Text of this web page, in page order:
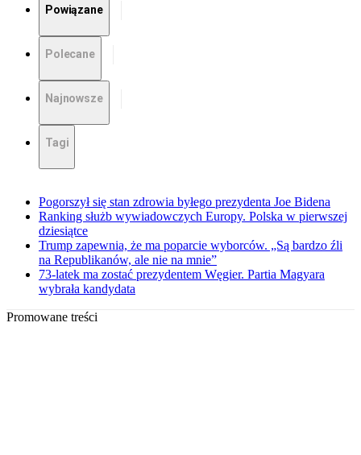
Powiązane
Polecane
Najnowsze
Tagi
Pogorszył się stan zdrowia byłego prezydenta Joe Bidena
Ranking służb wywiadowczych Europy. Polska w pierwszej
dziesiątce
Trump zapewnia, że ma poparcie wyborców. „Są bardzo źli
na Republikanów, ale nie na mnie”
73-latek ma zostać prezydentem Węgier. Partia Magyara
wybrała kandydata
Promowane treści